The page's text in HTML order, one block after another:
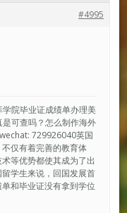
#4995
院毕业证成绩单办理美
可查吗？怎么制作海外
729926040英国
仅有着完善的教育体
等优势都使其成为了出
学生来说，回国发展首
和毕业证没有拿到学位